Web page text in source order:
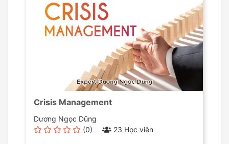
Crisis Management
Dương Ngọc Dũng
(0)
23 Học viên